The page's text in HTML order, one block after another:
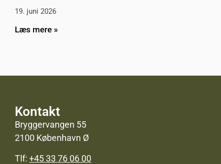
19. juni 2026
Læs mere »
Kontakt
Bryggervangen 55
2100 København Ø
Tlf: +45 33 76 06 00